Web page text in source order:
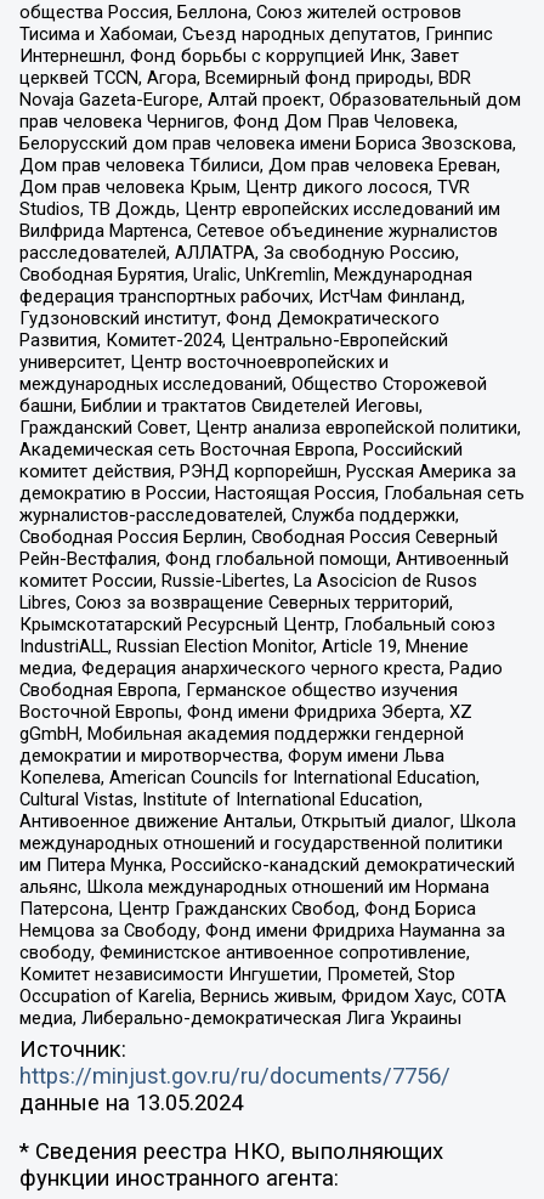
общества Россия, Беллона, Союз жителей островов
Тисима и Хабомаи, Съезд народных депутатов, Гринпис
Интернешнл, Фонд борьбы с коррупцией Инк, Завет
церквей TCCN, Агора, Всемирный фонд природы, BDR
Novaja Gazeta-Europe, Алтай проект, Образовательный дом
прав человека Чернигов, Фонд Дом Прав Человека,
Белорусский дом прав человека имени Бориса Звозскова,
Дом прав человека Тбилиси, Дом прав человека Ереван,
Дом прав человека Крым, Центр дикого лосося, TVR
Studios, ТВ Дождь, Центр европейских исследований им
Вилфрида Мартенса, Сетевое объединение журналистов
расследователей, АЛЛАТРА, За свободную Россию,
Свободная Бурятия, Uralic, UnKremlin, Международная
федерация транспортных рабочих, ИстЧам Финланд,
Гудзоновский институт, Фонд Демократического
Развития, Комитет-2024, Центрально-Европейский
университет, Центр восточноевропейских и
международных исследований, Общество Сторожевой
башни, Библии и трактатов Свидетелей Иеговы,
Гражданский Совет, Центр анализа европейской политики,
Академическая сеть Восточная Европа, Российский
комитет действия, РЭНД корпорейшн, Русская Америка за
демократию в России, Настоящая Россия, Глобальная сеть
журналистов-расследователей, Служба поддержки,
Свободная Россия Берлин, Свободная Россия Северный
Рейн-Вестфалия, Фонд глобальной помощи, Антивоенный
комитет России, Russie-Libertes, La Asocicion de Rusos
Libres, Союз за возвращение Северных территорий,
Крымскотатарский Ресурсный Центр, Глобальный союз
IndustriALL, Russian Election Monitor, Article 19, Мнение
медиа, Федерация анархического черного креста, Радио
Свободная Европа, Германское общество изучения
Восточной Европы, Фонд имени Фридриха Эберта, XZ
gGmbH, Мобильная академия поддержки гендерной
демократии и миротворчества, Форум имени Льва
Копелева, American Councils for International Education,
Cultural Vistas, Institute of International Education,
Антивоенное движение Антальи, Открытый диалог, Школа
международных отношений и государственной политики
им Питера Мунка, Российско-канадский демократический
альянс, Школа международных отношений им Нормана
Патерсона, Центр Гражданских Свобод, Фонд Бориса
Немцова за Свободу, Фонд имени Фридриха Науманна за
свободу, Феминистское антивоенное сопротивление,
Комитет независимости Ингушетии, Прометей, Stop
Occupation of Karelia, Вернись живым, Фридом Хаус, СОТА
медиа, Либерально-демократическая Лига Украины
Источник:
https://minjust.gov.ru/ru/documents/7756/
данные на 13.05.2024
* Сведения реестра НКО, выполняющих
функции иностранного агента: